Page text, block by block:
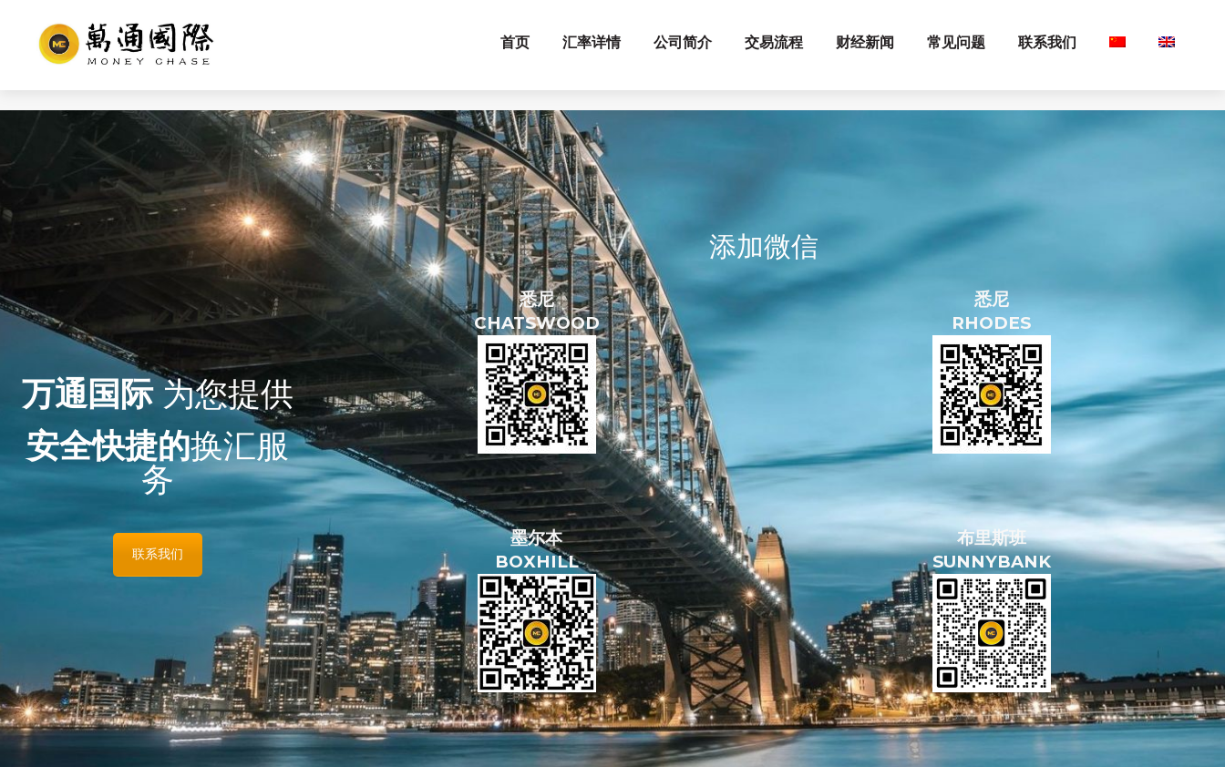
首页 汇率详情 公司简介 交易流程 财经新闻 常见问题 联系我们
万通国际 为您提供
安全快捷的换汇服
务
联系我们
添加微信
悉尼
CHATSWOOD
悉尼
RHODES
墨尔本
BOXHILL
布里斯班
SUNNYBANK